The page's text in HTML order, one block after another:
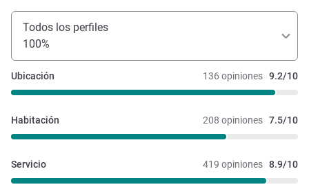
Todos los perfiles
100%
136 opiniones 9.2/10
Ubicación
208 opiniones 7.5/10
Habitación
419 opiniones 8.9/10
Servicio